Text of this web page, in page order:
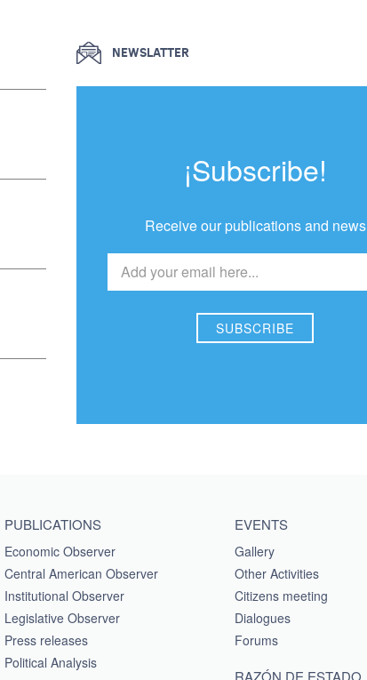
NEWSLATTER
¡Subscribe!
Receive our publications and news
PUBLICATIONS
Economic Observer
Central American Observer
Institutional Observer
Legislative Observer
Press releases
Political Analysis
EVENTS
Gallery
Other Activities
Citizens meeting
Dialogues
Forums
RAZÓN DE ESTADO